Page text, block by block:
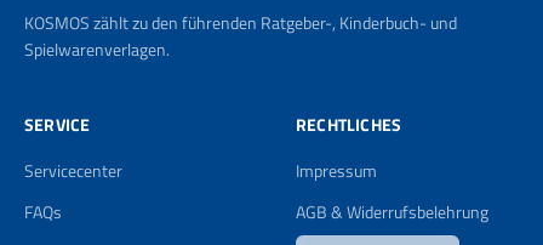
KOSMOS zählt zu den führenden Ratgeber-, Kinderbuch- und
Spielwarenverlagen.
SERVICE
Servicecenter
FAQs
RECHTLICHES
Impressum
AGB & Widerrufsbelehrung